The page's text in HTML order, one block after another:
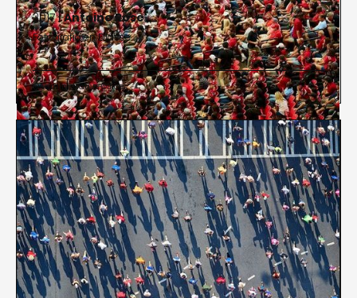
2017 |Antoine Rose
Fotografía en Diasec
Administrative Offices 